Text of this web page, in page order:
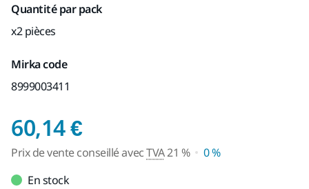
Quantité par pack
x2 pièces
Mirka code
8999003411
60,14 €Prix de vente
Prix de vente conseillé avecTVA21 %
0 %
En stock